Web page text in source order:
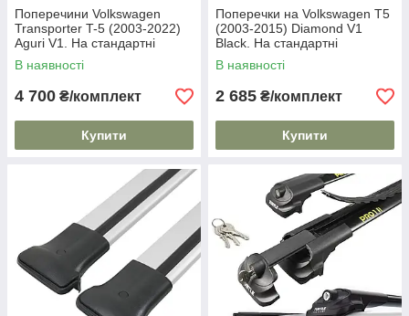
Поперечини Volkswagen
Transporter T-5 (2003-2022)
Aguri V1. На стандартні
рейлінги. Сірі
В наявності
4 700 ₴/комплект
Купити
Поперечки на Volkswagen T5
(2003-2015) Diamond V1
Black. На стандартні
рейлінги. Без замка. Чорні
В наявності
2 685 ₴/комплект
Купити